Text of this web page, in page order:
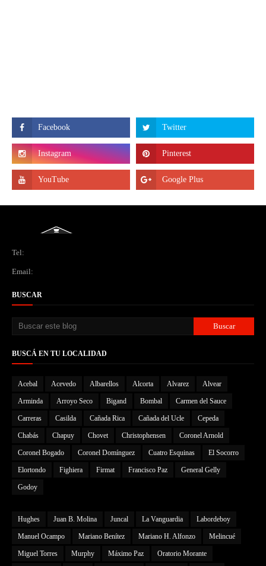
Tel:
Email:
BUSCAR
BUSCÁ EN TU LOCALIDAD
Acebal Acevedo Albarellos Alcorta Alvarez Alvear
Arminda Arroyo Seco Bigand Bombal Carmen del Sauce
Carreras Casilda Cañada Rica Cañada del Ucle Cepeda
Chabás Chapuy Chovet Christophensen Coronel Arnold
Coronel Bogado Coronel Domínguez Cuatro Esquinas El Socorro
Elortondo Fighiera Firmat Francisco Paz General Gelly
Godoy
Hughes Juan B. Molina Juncal La Vanguardia Labordeboy
Manuel Ocampo Mariano Benítez Mariano H. Alfonzo Melincué
Miguel Torres Murphy Máximo Paz Oratorio Morante